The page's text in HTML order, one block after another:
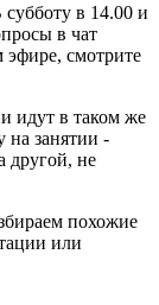
в 14.00 и
в чат
эфире, смотрите
идут в таком же
на занятии -
другой, не
похожие
или